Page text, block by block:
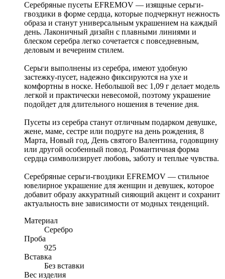
Серебряные пусеты EFREMOV — изящные серьги-
гвоздики в форме сердца, которые подчеркнут нежность
образа и станут универсальным украшением на каждый
день. Лаконичный дизайн с плавными линиями и
блеском серебра легко сочетается с повседневным,
деловым и вечерним стилем.
Серьги выполнены из серебра, имеют удобную
застежку-пусет, надежно фиксируются на ухе и
комфортны в носке. Небольшой вес 1,09 г делает модель
легкой и практически невесомой, поэтому украшение
подойдет для длительного ношения в течение дня.
Пусеты из серебра станут отличным подарком девушке,
жене, маме, сестре или подруге на день рождения, 8
Марта, Новый год, День святого Валентина, годовщину
или другой особенный повод. Романтичная форма
сердца символизирует любовь, заботу и теплые чувства.
Серебряные серьги-гвоздики EFREMOV — стильное
ювелирное украшение для женщин и девушек, которое
добавит образу аккуратный сияющий акцент и сохранит
актуальность вне зависимости от модных тенденций.
Материал
Серебро
Проба
925
Вставка
Без вставки
Вес изделия